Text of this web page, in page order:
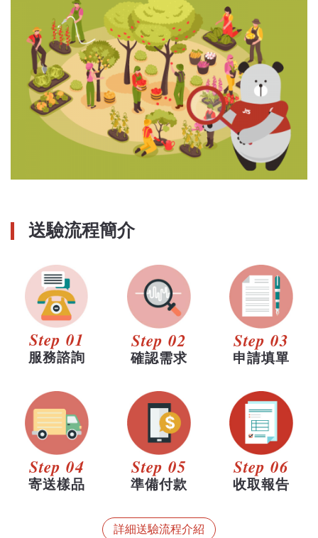
送驗流程簡介
Step 01
服務諮詢
Step 02
確認需求
Step 03
申請填單
Step 04
寄送樣品
Step 05
準備付款
Step 06
收取報告
詳細送驗流程介紹